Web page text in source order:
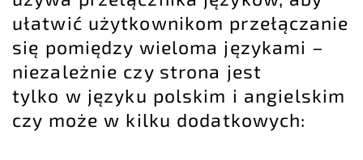
ułatwić użytkownikom przełączanie
się pomiędzy wieloma językami –
niezależnie czy strona jest
tylko w języku polskim i angielskim
czy może w kilku dodatkowych: